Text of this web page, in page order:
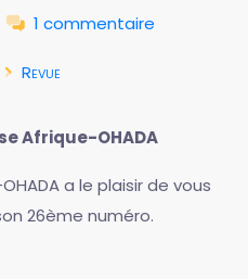
1 commentaire
Revue
Afrique-OHADA
a le plaisir de vous
26ème numéro.